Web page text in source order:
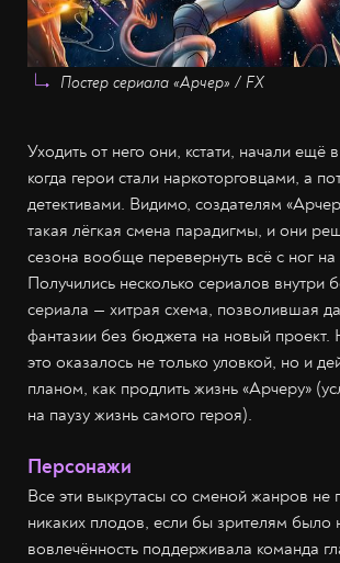
Постер сериала «Арчер» / FX
Уходить от него они, кстати, начали ещё
когда герои стали наркоторговцами, а
детективами. Видимо, создателям
такая лёгкая смена парадигмы, и они
сезона вообще перевернуть всё с ног на
Получились несколько сериалов внутри
сериала — хитрая схема, позволившая
фантазии без бюджета на новый проект.
это оказалось не только уловкой, но и
планом, как продлить жизнь «Арчеру»
на паузу жизнь самого героя).
Персонажи
Все эти выкрутасы со сменой жанров не
никаких плодов, если бы зрителям было
вовлечённость поддерживала команда